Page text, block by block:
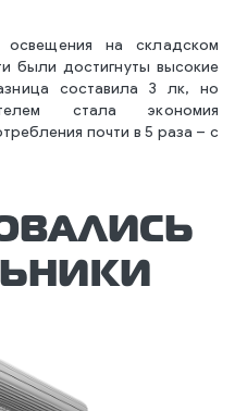
освещения на складском
были достигнуты высокие
составила 3 лк, но
стала экономия
почти в 5 раза – с